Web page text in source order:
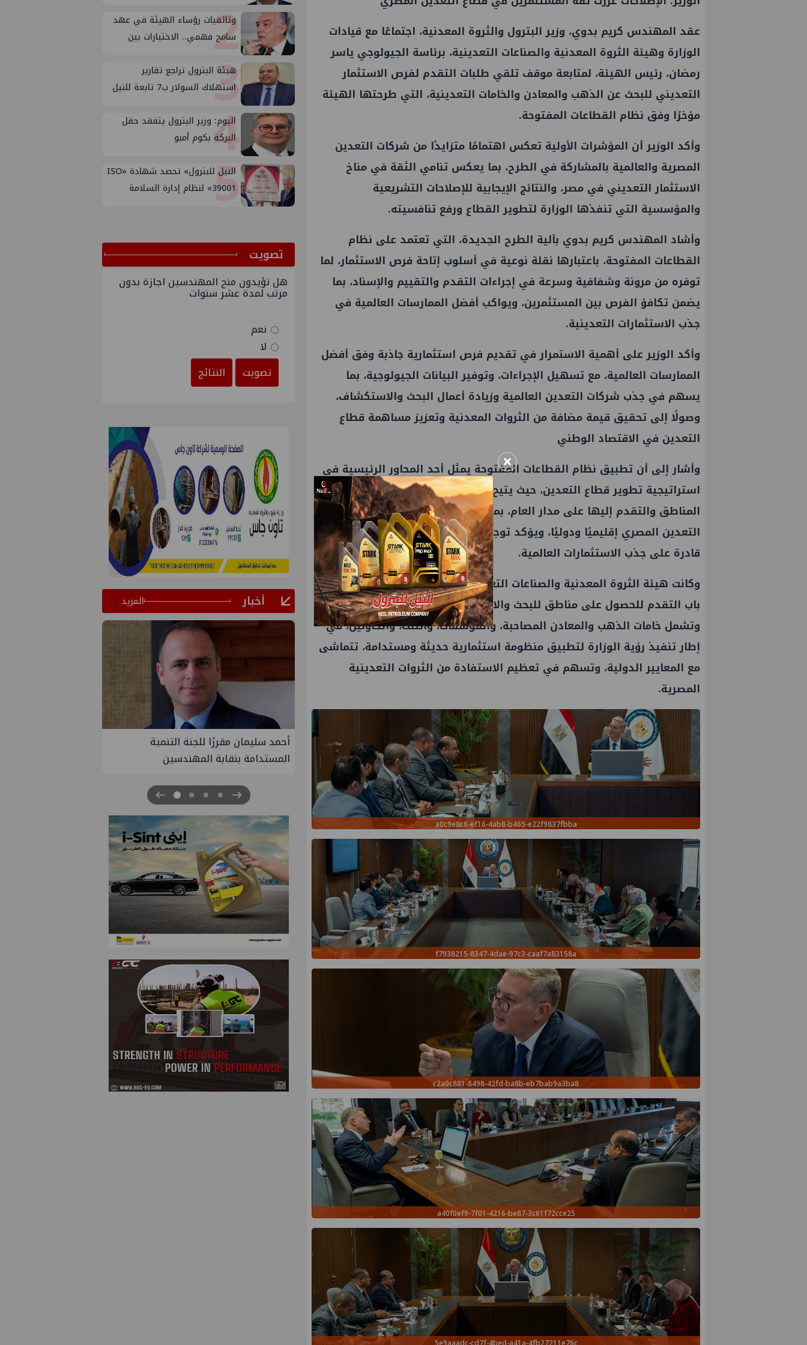
عقد المهندس كريم بدوي، وزير البترول والثروة المعدنية، اجتماعًا مع قيادات
الوزارة وهيئة الثروة المعدنية والصناعات التعدينية، برئاسة الجيولوجي ياسر
رمضان، رئيس الهيئة، لمتابعة موقف تلقي طلبات التقدم لفرص الاستثمار
التعديني للبحث عن الذهب والمعادن والخامات التعدينية، التي طرحتها الهيئة
مؤخرًا وفق نظام القطاعات المفتوحة.
وأكد الوزير أن المؤشرات الأولية تعكس اهتمامًا متزايدًا من شركات التعدين
المصرية والعالمية بالمشاركة في الطرح، بما يعكس تنامي الثقة في مناخ
الاستثمار التعديني في مصر، والنتائج الإيجابية للإصلاحات التشريعية
والمؤسسية التي تنفذها الوزارة لتطوير القطاع ورفع تنافسيته.
وأشاد المهندس كريم بدوي بآلية الطرح الجديدة، التي تعتمد على نظام
القطاعات المفتوحة، باعتبارها نقلة نوعية في أسلوب إتاحة فرص الاستثمار، لما
توفره من مرونة وشفافية وسرعة في إجراءات التقدم والتقييم والإسناد، بما
يضمن تكافؤ الفرص بين المستثمرين، ويواكب أفضل الممارسات العالمية في
جذب الاستثمارات التعدينية.
وأكد الوزير على أهمية الاستمرار في تقديم فرص استثمارية جاذبة وفق أفضل
الممارسات العالمية، مع تسهيل الإجراءات، وتوفير البيانات الجيولوجية، بما
يسهم في جذب شركات التعدين العالمية وزيادة أعمال البحث والاستكشاف،
وصولًا إلى تحقيق قيمة مضافة من الثروات المعدنية وتعزيز مساهمة قطاع
التعدين في الاقتصاد الوطني
وأشار إلى أن تطبيق نظام القطاعات المفتوحة يمثل أحد المحاور الرئيسية في
استراتيجية تطوير قطاع التعدين، حيث يتيح للمستثمرين مرونة أكبر في اختيار
المناطق والتقدم إليها على مدار العام، بما يعزز القدرة التنافسية لقطاع
التعدين المصري إقليميًا ودوليًا، ويؤكد توجه الدولة نحو بناء صناعة تعدين حديثة
قادرة على جذب الاستثمارات العالمية.
وكانت هيئة الثروة المعدنية والصناعات التعدينية قد أعلنت الشهر الماضي فتح
باب التقدم للحصول على مناطق للبحث والاستكشاف بنظام القطاعات المفتوحة،
وتشمل خامات الذهب والمعادن المصاحبة، والفوسفات، والتلك، والكاولين، في
إطار تنفيذ رؤية الوزارة لتطبيق منظومة استثمارية حديثة ومستدامة، تتماشى
مع المعايير الدولية، وتسهم في تعظيم الاستفادة من الثروات التعدينية
المصرية.
a0c9e8c6-ef16-4ab8-b465-e22f9837fbba
f7938215-8347-4dae-97c3-caaf7a83158a
c2a0c881-8498-42fd-ba8b-eb7bab9a3ba8
a40f0ef9-7f01-4216-be87-3c61f72cce25
2
وثائقيات رؤساء الهيئة في عهد
سامح فهمي.. الاختيارات بين
3
هيئة البترول تراجع تقارير
استهلاك السولار ب7 تابعة للنيل
الأوضاع
4
اليوم: وزير البترول يتفقد حقل
البركة بكوم أمبو
5
النيل للبترول» تحصد شهادة «ISO
39001» لنظام إدارة السلامة
ﺗﺼﻮﻳﺖ
هل تؤيدون منح المهندسين اجازة بدون
مرتب لمدة عشر سنوات
نعم
لا
تصويت
النتائج
أخبار المزيد
تحالف أوبك+ يتفق على زيادة طفيفة في
إنتاج النفط خلال سبتمبر
أحمد سليمان مقررًا للجنة التنمية
المستدامة بنقابة المهندسين
PMS تنهي أعمال إنزال الخطوط البحرية
الثلاث بمشروع المرحلة الرابعة لتنمية حقل
سيناء للبترول
×